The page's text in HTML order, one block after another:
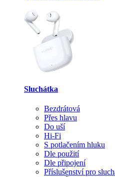
Sluchátka
Bezdrátová
Přes hlavu
Do uší
Hi-Fi
S potlačením hluku
Dle použití
Dle připojení
Příslušenství pro